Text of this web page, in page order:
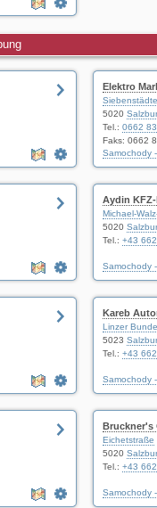
Elektro
5020
Tel.: 0662
Faks: 0662
Samochody
Aydin
Michael-
5020
Tel.: +43
Samochody
Kareb
Linzer
5023
Tel.: +43
Samochody
Bruckner's
Eichetstraße
5020
Tel.: +43
Samochody